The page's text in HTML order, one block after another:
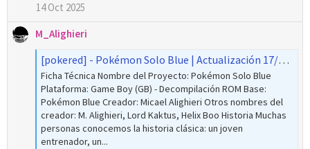
o
n
14 Oct 2025
M_Alighieri
[pokered] - Pokémon Solo Blue | Actualización 17/01/2026: Lanzada versión 1.1
Ficha Técnica Nombre del Proyecto: Pokémon Solo Blue
Plataforma: Game Boy (GB) - Decompilación ROM Base:
Pokémon Blue Creador: Micael Alighieri Otros nombres del
creador: M. Alighieri, Lord Kaktus, Helix Boo Historia Muchas
personas conocemos la historia clásica: un joven
entrenador, un...